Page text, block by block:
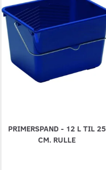
PRIMERSPAND - 12 L TIL 25
CM. RULLE